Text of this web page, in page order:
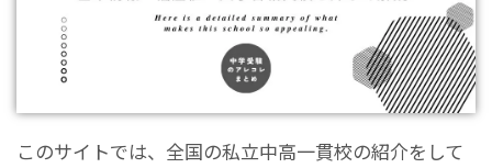
このサイトでは、全国の私立中高一貫校の紹介をして